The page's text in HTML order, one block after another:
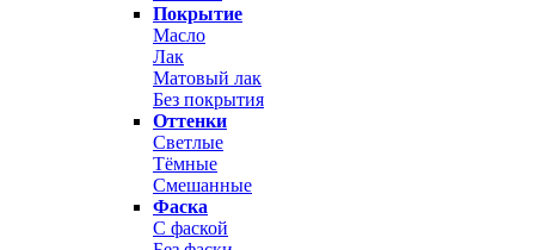
Покрытие
Масло
Лак
Матовый лак
Без покрытия
Оттенки
Светлые
Тёмные
Смешанные
Фаска
С фаской